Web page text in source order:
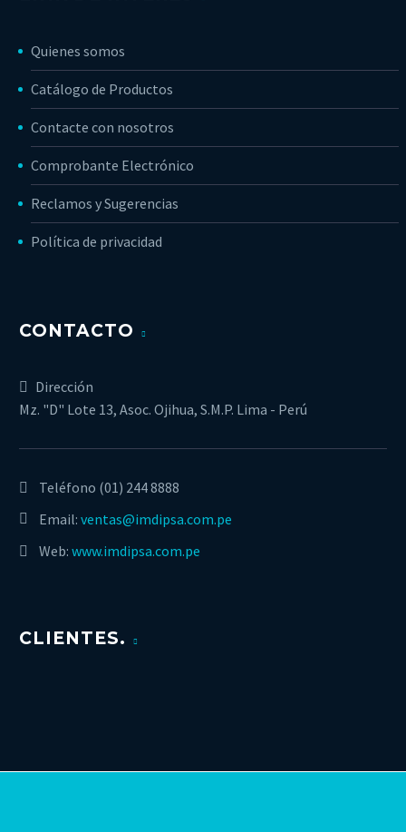
Quienes somos
Catálogo de Productos
Contacte con nosotros
Comprobante Electrónico
Reclamos y Sugerencias
Política de privacidad
CONTACTO
Dirección
Mz. "D" Lote 13, Asoc. Ojihua, S.M.P. Lima - Perú
Teléfono (01) 244 8888
Email: ventas@imdipsa.com.pe
Web: www.imdipsa.com.pe
CLIENTES.